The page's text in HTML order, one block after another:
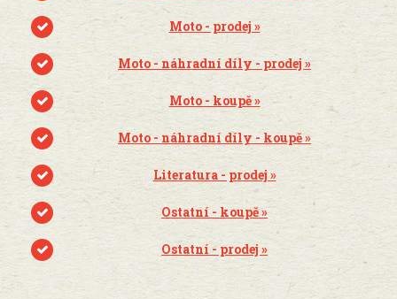
Moto - prodej »
Moto - náhradní díly - prodej »
Moto - koupě »
Moto - náhradní díly - koupě »
Literatura - prodej »
Ostatní - koupě »
Ostatní - prodej »